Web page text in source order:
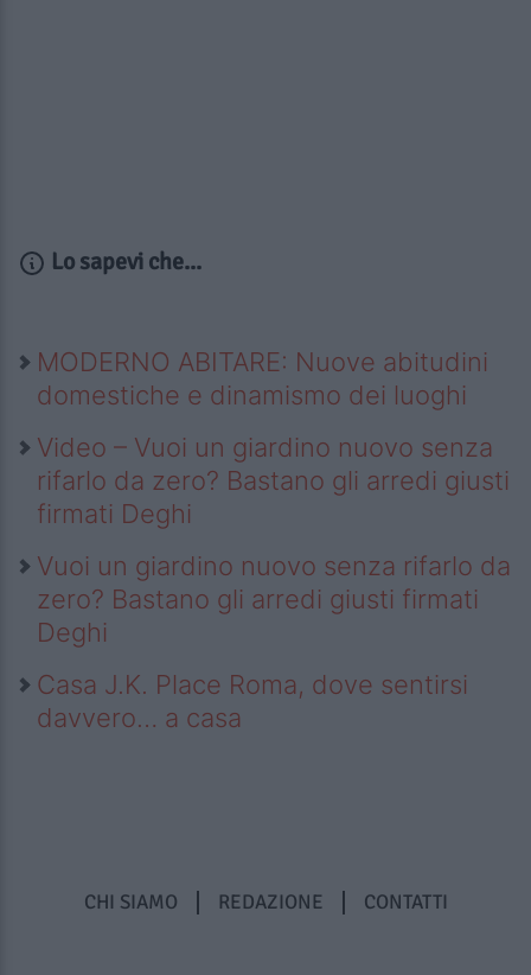
Lo sapevi che...
MODERNO ABITARE: Nuove abitudini
domestiche e dinamismo dei luoghi
Video – Vuoi un giardino nuovo senza
rifarlo da zero? Bastano gli arredi giusti
firmati Deghi
Vuoi un giardino nuovo senza rifarlo da
zero? Bastano gli arredi giusti firmati
Deghi
Casa J.K. Place Roma, dove sentirsi
davvero… a casa
CHI SIAMO REDAZIONE CONTATTI